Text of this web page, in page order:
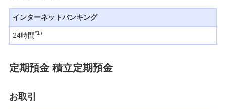
【重要】みずほダイレクトでの振込・ペイジーのご
利用には、ご利用カード（アプリ版）またはワンタ
イムパスワードが必要です。
利用には、ご利用カード（アプリ版）またはワンタ
インターネットバンキング
24時間*1）
定期預金 積立定期預金
お取引